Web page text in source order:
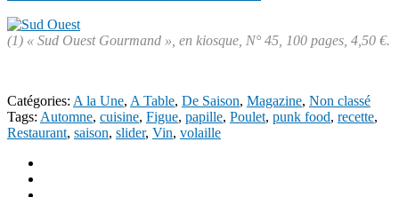
(1) « Sud Ouest Gourmand », en kiosque, N° 45, 100 pages, 4,50 €.
Catégories: A la Une, A Table, De Saison, Magazine, Non classé
Tags: Automne, cuisine, Figue, papille, Poulet, punk food, recette,
Restaurant, saison, slider, Vin, volaille